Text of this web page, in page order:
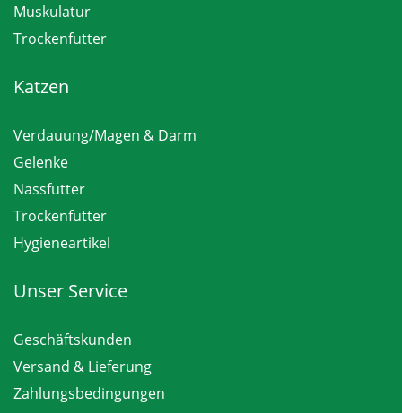
Muskulatur
Trockenfutter
Katzen
Verdauung/Magen & Darm
Gelenke
Nassfutter
Trockenfutter
Hygieneartikel
Unser Service
Geschäftskunden
Versand & Lieferung
Zahlungsbedingungen